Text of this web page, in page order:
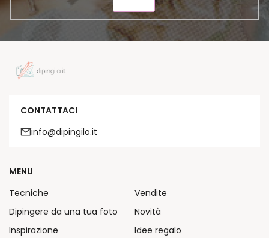
CONTATTACI
info@dipingilo.it
MENU
Tecniche
Dipingere da una tua foto
Inspirazione
Vendite
Novità
Idee regalo